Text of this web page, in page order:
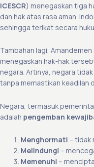
ICESCR) menegaskan tiga
dan hak atas rasa aman.
sehingga terikat secara
Tambahan lagi, Amandemen
menegaskan hak-hak
negara. Artinya, negara
tanpa memastikan keadilan
Negara, termasuk
adalah pengemban
Menghormati – tidak
Melindungi –
Memenuhi –